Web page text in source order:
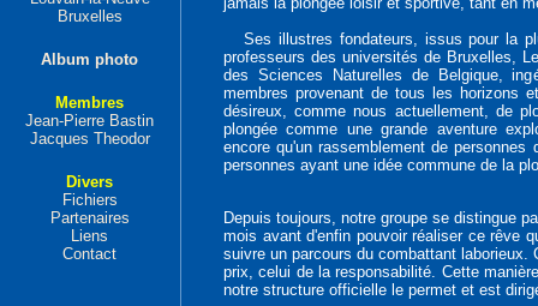
Bruxelles
Album photo
Membres
Jean-Pierre Bastin
Jacques Theodor
Divers
Fichiers
Partenaires
Liens
Contact
Ses illustres fondateurs, issus pour la
professeurs des universités de Bruxelles,
des Sciences Naturelles de Belgique,
membres provenant de tous les horizons
désireux, comme nous actuellement, de
plongée comme une grande aventure
encore qu'un rassemblement de
personnes ayant une idée commune de la
Depuis toujours, notre groupe se distingue
mois avant d'enfin pouvoir réaliser ce rêve
suivre un parcours du combattant
prix, celui de la responsabilité. Cette
notre structure officielle le permet et est